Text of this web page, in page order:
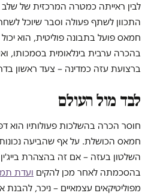
לבין ראייתה כמטרה המרכזית של
התכוון לשתף פעולה וסבר שיוכל
חמאס פועל בתבונה פוליטית, הוא
בהכרה ערבית בינלאומית בסמכותו,
ברצועת עזה כמדינה – צעד ראשון
לבד מול העולם
חוסר הכרה בהשלכות פעולותיו הוא
חמאס הכושלת. על אף שהביעה
בהסכמתה לאחר מכן להקים ועדת
מפוליטיקאים עצמאיים – ניכר, להבנת